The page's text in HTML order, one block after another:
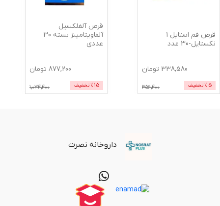
قرص فم استایل 1
نکستایل-30 عدد
338,580 تومان
5 % تخفیف 356,400
قرص آلفلکسیل
آلفاویتامینز بسته 30
عددی
877,200 تومان
15 % تخفیف 1,034,400
داروخانه نصرت